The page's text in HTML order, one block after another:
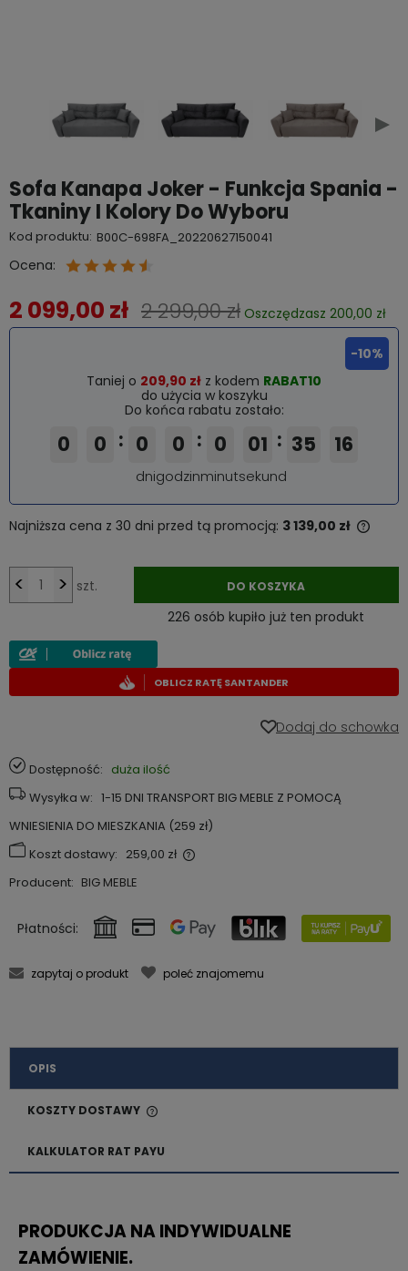
Sofa Kanapa Joker - Funkcja Spania -
Tkaniny I Kolory Do Wyboru
Kod produktu: B00C-698FA_20220627150041
Ocena:
2 099,00 zł 2 299,00 zł Oszczędzasz 200,00 zł
-10%
Taniej o 209,90 zł z kodem RABAT10
do użycia w koszyku
Do końca rabatu zostało:
0 0 : 0 0 : 0 01 : 35 14
dnigodzinminutsekund
Najniższa cena z 30 dni przed tą promocją: 3 139,00 zł
< > szt. DO KOSZYKA
226 osób kupiło już ten produkt
OBLICZ RATĘ SANTANDER
Dodaj do schowka
Dostępność: duża ilość
Wysyłka w: 1-15 DNI TRANSPORT BIG MEBLE Z POMOCĄ
WNIESIENIA DO MIESZKANIA (259 zł)
Koszt dostawy: 259,00 zł
Producent: BIG MEBLE
Płatności:
zapytaj o produkt poleć znajomemu
OPIS
KOSZTY DOSTAWY
CENA NIE ZAWIERA EWENTUALNYCH KOSZTÓW
KALKULATOR RAT PAYU
PRODUKCJA NA INDYWIDUALNE
ZAMÓWIENIE.